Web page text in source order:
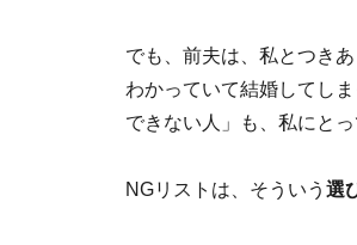
でも、前夫は、私とつき
わかっていて結婚してし
できない人」も、私にとっ
NGリストは、そういう 選